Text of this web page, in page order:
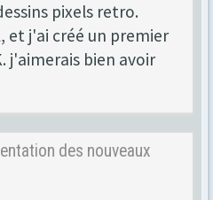
pixels retro.
et j'ai créé un premier
j'aimerais bien avoir
des nouveaux